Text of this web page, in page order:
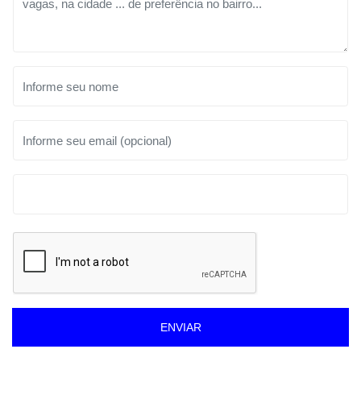
ENVIAR